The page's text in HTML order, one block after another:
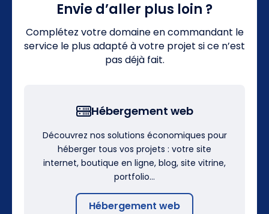
Envie d’aller plus loin ?
Complétez votre domaine en commandant le
service le plus adapté à votre projet si ce n’est
pas déjà fait.
Hébergement web
Découvrez nos solutions économiques pour
héberger tous vos projets : votre site
internet, boutique en ligne, blog, site vitrine,
portfolio…
Hébergement web